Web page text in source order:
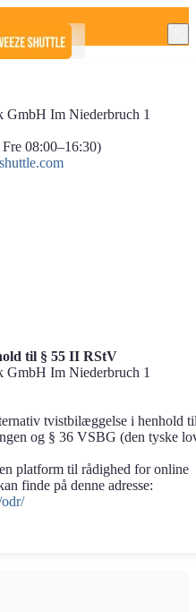
Im Niederbruch 1
08:00–16:30)
til § 55 II RStV
Im Niederbruch 1
tvistbilæggelse i henhold
og § 36 VSBG (den tyske
platform til rådighed for online
finde på denne adresse:
odr/